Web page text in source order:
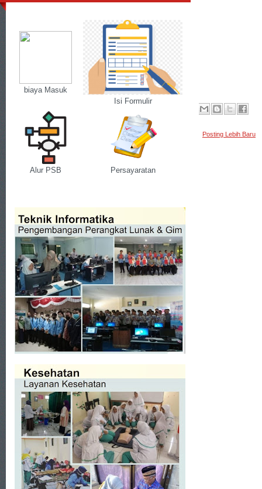
biaya Masuk
Isi Formulir
Alur PSB Persayaratan
Posting Lebih Baru